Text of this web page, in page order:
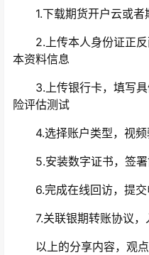
1.下载期货开户云或者
2.上传本人身份证正反
本资料信息
3.上传银行卡，填写具
险评估测试
4.选择账户类型，视频
5.安装数字证书，签署
6.完成在线回访，提交
7.关联银期转账协议，
以上的分享内容，观点